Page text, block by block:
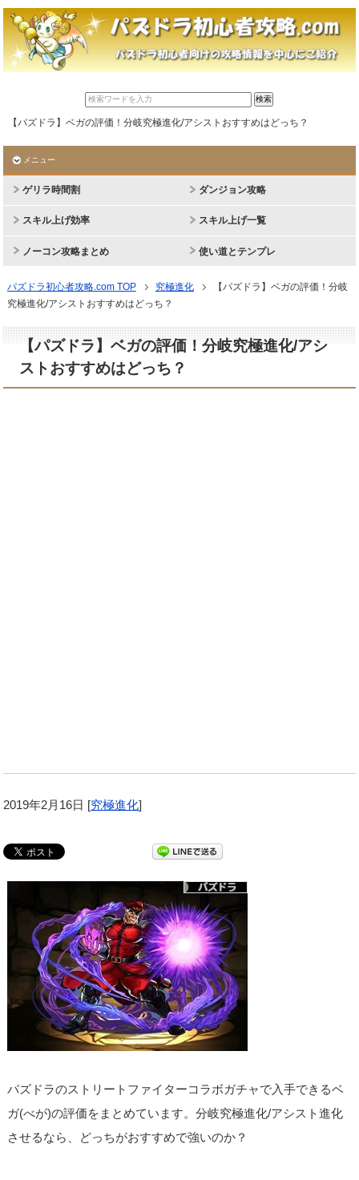
【パズドラ】ベガの評価！分岐究極進化/アシストおすすめはどっち？
メニュー
ゲリラ時間割 ダンジョン攻略
スキル上げ効率 スキル上げ一覧
ノーコン攻略まとめ 使い道とテンプレ
パズドラ初心者攻略.com TOP 究極進化
【パズドラ】ベガの評価！分岐
究極進化/アシストおすすめはどっち？
【パズドラ】ベガの評価！分岐究極進化/アシ
ストおすすめはどっち？
2019年2月16日 [究極進化]
パズドラのストリートファイターコラボガチャで入手できるベ
ガ(べが)の評価をまとめています。分岐究極進化/アシスト進化
させるなら、どっちがおすすめで強いのか？